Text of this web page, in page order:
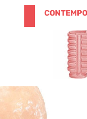
0,00€
0
ORCI,